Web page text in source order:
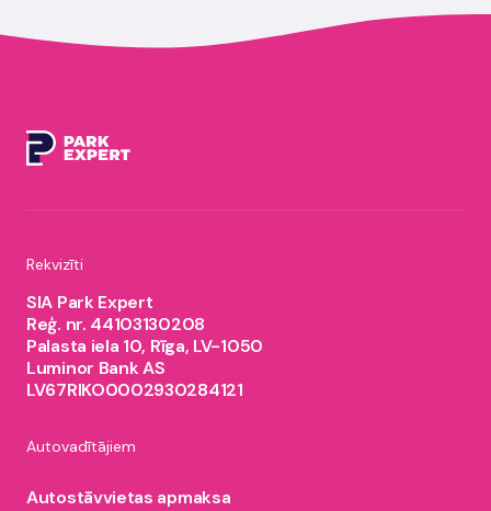
Rekvizīti
SIA Park Expert
Reģ. nr. 44103130208
Palasta iela 10, Rīga, LV-1050
Luminor Bank AS
LV67RIKO0002930284121
Autovadītājiem
Autostāvvietas apmaksa